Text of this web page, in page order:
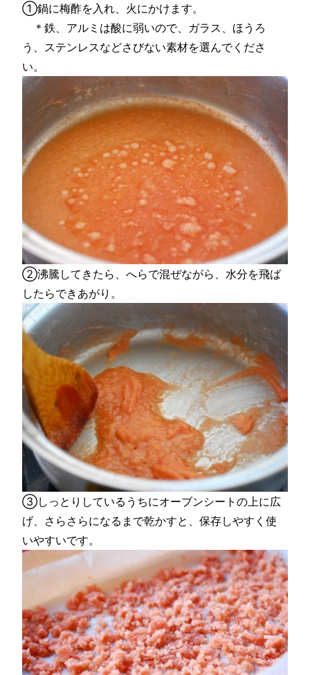
①鍋に梅酢を入れ、火にかけます。
＊鉄、アルミは酸に弱いので、ガラス、ほうろ
う、ステンレスなどさびない素材を選んでくださ
い。
②沸騰してきたら、へらで混ぜながら、水分を飛ば
したらできあがり。
③しっとりしているうちにオーブンシートの上に広
げ、さらさらになるまで乾かすと、保存しやすく使
いやすいです。